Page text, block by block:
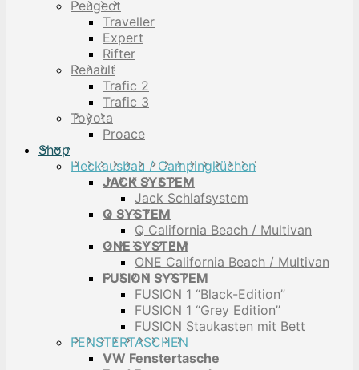
Peugeot
Traveller
Expert
Rifter
Renault
Trafic 2
Trafic 3
Toyota
Proace
Shop
Heckausbau / Campingküchen
JACK SYSTEM
Jack Schlafsystem
Q SYSTEM
Q California Beach / Multivan
ONE SYSTEM
ONE California Beach / Multivan
FUSION SYSTEM
FUSION 1 “Black-Edition”
FUSION 1 “Grey Edition”
FUSION Staukasten mit Bett
FENSTERTASCHEN
VW Fenstertasche